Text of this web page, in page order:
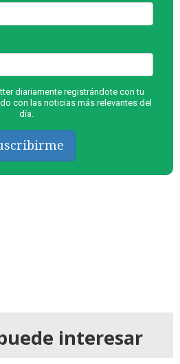
diariamente registrándote con tu
con las noticias más relevantes del
día.
interesar